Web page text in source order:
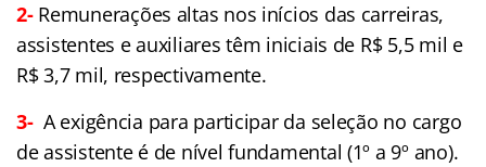
2- Remunerações altas nos inícios das carreiras,
assistentes e auxiliares têm iniciais de R$ 5,5 mil e
R$ 3,7 mil, respectivamente.
3-A exigência para participar da seleção no cargo
de assistente é de nível fundamental (1º a 9º ano).